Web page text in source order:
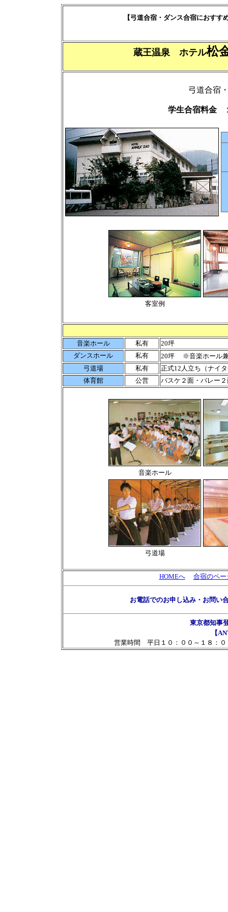
【弓道合宿・ダンス合宿におす
蔵王温泉 ホテル松
弓道合宿
学生合宿料金
客室例
音楽ホール 私有
20坪
ダンスホール
私有 20坪
※音楽ホール
弓道場
私有
正式12人立ち（ナイ
体育館
公営 バスケ２面・バレー
音楽ホール
弓道場
HOMEへ 合宿のペー
お電話でのお申し込み・お問い
東京都知事
【
営業時間 平日１０：００～１８：